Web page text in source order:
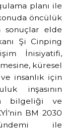
planı ile
öncülük
elde
Şi Cinping
İnisiyatifi,
küresel
insanlık için
inşasının
bilgeliği ve
BM 2030
ile